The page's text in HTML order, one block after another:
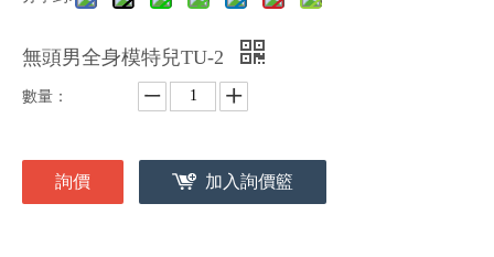
無頭男全身模特兒TU-2
數量：
詢價 加入詢價籃